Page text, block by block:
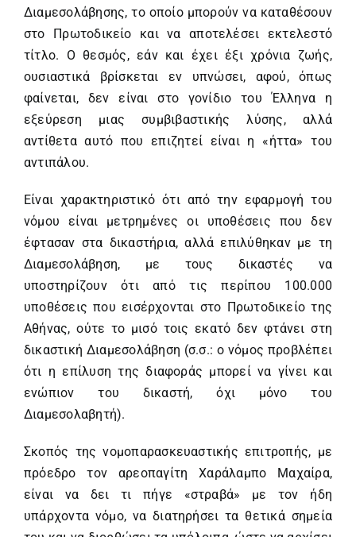
Διαμεσολάβησης, το οποίο μπορούν να καταθέσουν
στο Πρωτοδικείο και να αποτελέσει εκτελεστό
τίτλο. Ο θεσμός, εάν και έχει έξι χρόνια ζωής,
ουσιαστικά βρίσκεται εν υπνώσει, αφού, όπως
φαίνεται, δεν είναι στο γονίδιο του Έλληνα η
εξεύρεση μιας συμβιβαστικής λύσης, αλλά
αντίθετα αυτό που επιζητεί είναι η «ήττα» του
αντιπάλου.
Είναι χαρακτηριστικό ότι από την εφαρμογή του
νόμου είναι μετρημένες οι υποθέσεις που δεν
έφτασαν στα δικαστήρια, αλλά επιλύθηκαν με τη
Διαμεσολάβηση, με τους δικαστές να
υποστηρίζουν ότι από τις περίπου 100.000
υποθέσεις που εισέρχονται στο Πρωτοδικείο της
Αθήνας, ούτε το μισό τοις εκατό δεν φτάνει στη
δικαστική Διαμεσολάβηση (σ.σ.: ο νόμος προβλέπει
ότι η επίλυση της διαφοράς μπορεί να γίνει και
ενώπιον του δικαστή, όχι μόνο του
Διαμεσολαβητή).
Σκοπός της νομοπαρασκευαστικής επιτροπής, με
πρόεδρο τον αρεοπαγίτη Χαράλαμπο Μαχαίρα,
είναι να δει τι πήγε «στραβά» με τον ήδη
υπάρχοντα νόμο, να διατηρήσει τα θετικά σημεία